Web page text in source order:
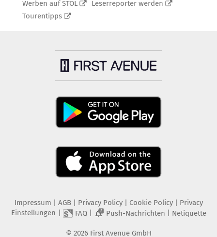
Werben auf STOL
Leserreporter werden
Tourentipps
Impressum AGB Privacy Policy| Cookie Policy| Privacy
Einstellungen
FAQ| 2 Push-Nachrichten Netiquette
© 2026 First Avenue GmbH